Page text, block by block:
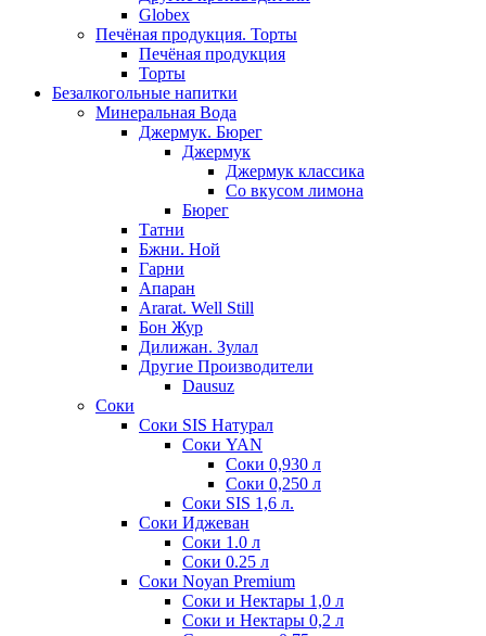
Globex
Печёная продукция. Торты
Печёная продукция
Торты
Безалкогольные напитки
Минеральная Вода
Джермук. Бюрег
Джермук
Джермук классика
Со вкусом лимона
Бюрег
Татни
Бжни. Ной
Гарни
Апаран
Ararat. Well Still
Бон Жур
Дилижан. Зулал
Другие Производители
Dausuz
Соки
Соки SIS Натурал
Соки YAN
Соки 0,930 л
Соки 0,250 л
Соки SIS 1,6 л.
Соки Иджеван
Соки 1.0 л
Соки 0.25 л
Соки Noyan Premium
Соки и Нектары 1,0 л
Соки и Нектары 0,2 л